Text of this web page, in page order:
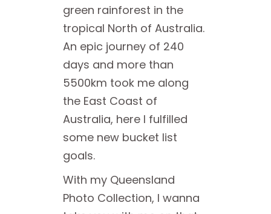
green rainforest in the
tropical North of Australia.
An epic journey of 240
days and more than
5500km took me along
the East Coast of
Australia, here I fulfilled
some new bucket list
goals.
With my Queensland
Photo Collection, I wanna